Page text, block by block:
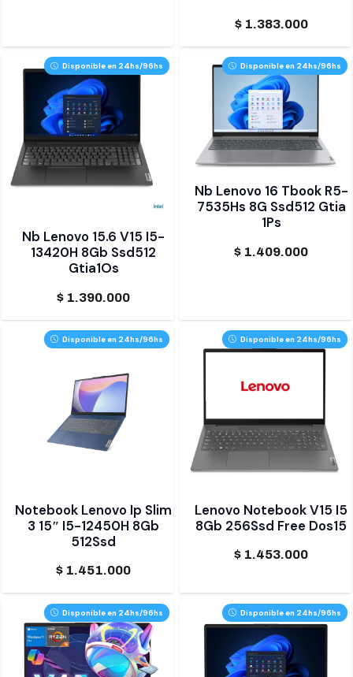
$1.383.000
Disponible en 24hs/96hs
Nb Lenovo 15.6 V15 I5-
13420H 8Gb Ssd512
Gtia1Os
$ 1.390.000
Disponible en 24hs/96hs
Nb Lenovo 16 Tbook R5-
7535Hs 8G Ssd512 Gtia
1Ps
$ 1.409.000
Disponible en 24hs/96hs
Notebook Lenovo Ip Slim
3 15″ I5-12450H 8Gb
512Ssd
$ 1.451.000
Disponible en 24hs/96hs
Lenovo Notebook V15 I5
8Gb 256Ssd Free Dos15
$ 1.453.000
Disponible en 24hs/96hs Disponible en 24hs/96hs